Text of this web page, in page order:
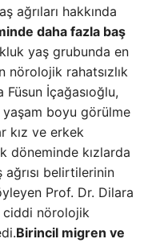
ağrıları hakkında
daha fazla baş
yaş grubunda en
nörolojik rahatsızlık
İçağasıoğlu,
yaşam boyu görülme
kız ve erkek
döneminde kızlarda
belirtilerinin
Prof. Dr. Dilara
ciddi nörolojik
Birincil migren ve